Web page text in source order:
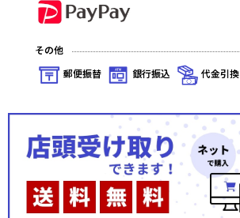
その他
郵便振替
銀行振込 代金引換